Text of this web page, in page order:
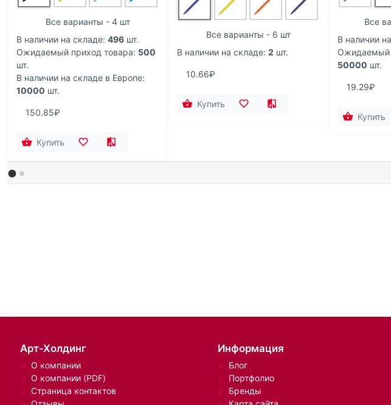
Все варианты - 4 шт
В наличии на складе: 496 шт.
Ожидаемый приход товара: 500
шт.
В наличии на складе в Европе:
10000 шт.
150.85₽
Купить
Все варианты - 6 шт
В наличии на складе: 2 шт.
10.66₽
Купить
Все
В наличии
Ожидаемый
50000 шт.
19.29₽
Купить
Арт-Холдинг
О компании
О компании (PDF)
Страница контактов
Информация
Блог
Портфолио
Бренды